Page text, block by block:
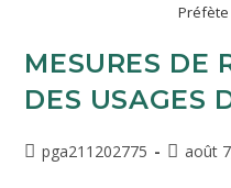
MESURES DE
DES USAGES
pga211202775 août